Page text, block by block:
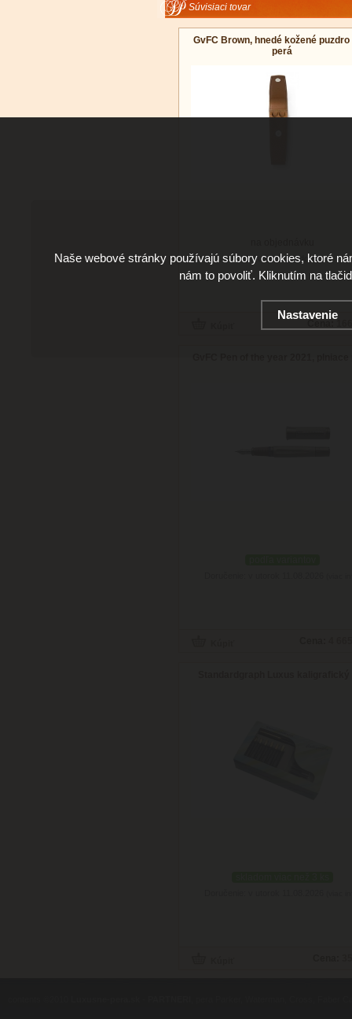
Súvisiaci tovar
GvFC Brown, hnedé kožené puzdro
perá
Doručenie: na dotaz
Naše webové stránky používajú súbory cookies, ktoré
nám to povoliť. Kliknutím na
Nastavenie